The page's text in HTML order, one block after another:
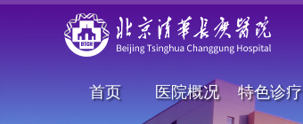
首页 医院概况 特色诊疗